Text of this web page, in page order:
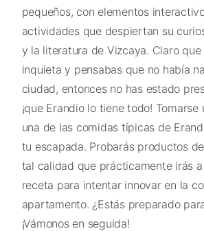
pequeños, con elementos
actividades que despiertan su
y la literatura de Vizcaya. Claro
inquieta y pensabas que no había
ciudad, entonces no has estado
¡que Erandio lo tiene todo!
una de las comidas típicas de
tu escapada. Probarás productos
tal calidad que prácticamente irás
receta para intentar innovar en la
apartamento. ¿Estás preparado
¡Vámonos en seguida!